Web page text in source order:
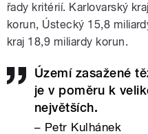
řady kritérií. Karlovarský
korun, Ústecký 15,8
kraj 18,9 miliardy korun.
Území zasažené
je v poměru k
největších.
– Petr Kulhánek